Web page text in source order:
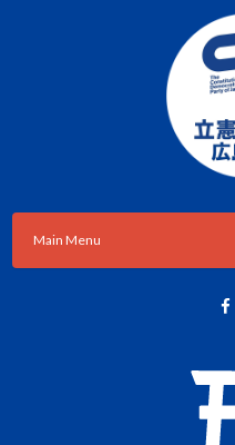
立憲民主党広島
Main Menu